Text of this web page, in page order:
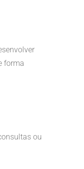
forma
ou